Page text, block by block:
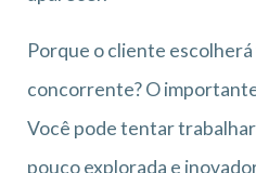
Porque o cliente escolherá
concorrente? O
Você pode tentar
pouco explorada e